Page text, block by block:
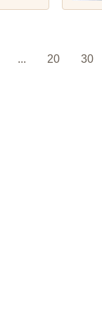
... 20 30